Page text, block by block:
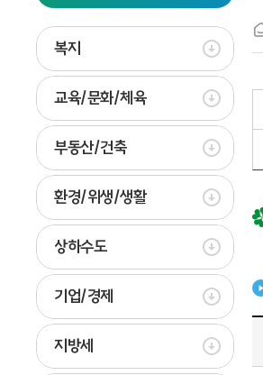
복지
교육/문화/체육
부동산/건축
환경/위생/생활
상하수도
기업/경제
지방세